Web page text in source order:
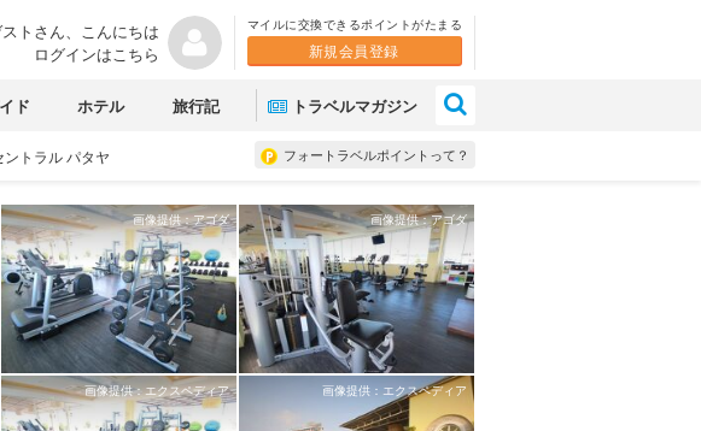
トさん、こんにちは
ログインはこちら
マイルに交換できるポイントがたまる
新規会員登録
ド ホテル 旅行記 トラベルマガジン
フォートラベルポイントって？
トラル パタヤ
画像提供：アゴダ 画像提供：アゴダ
画像提供：エクスペディア 画像提供：エクスペディア